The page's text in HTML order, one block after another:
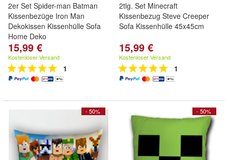
2er Set Spider-man Batman
Kissenbezüge Iron Man
Dekokissen Kissenhülle Sofa
Home Deko
15,99 €
Kostenloser Versand
1
2tlg. Set Minecraft
Kissenbezug Steve Creeper
Sofa Kissenhülle 45x45cm
15,99 €
Kostenloser Versand
1
- 50% - 50%